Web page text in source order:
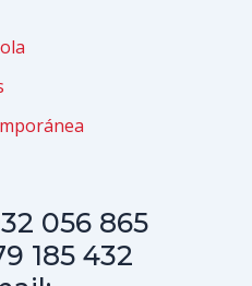
056 865
185 432